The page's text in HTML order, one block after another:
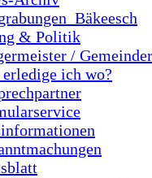
& Politik
/
erledige ich wo?